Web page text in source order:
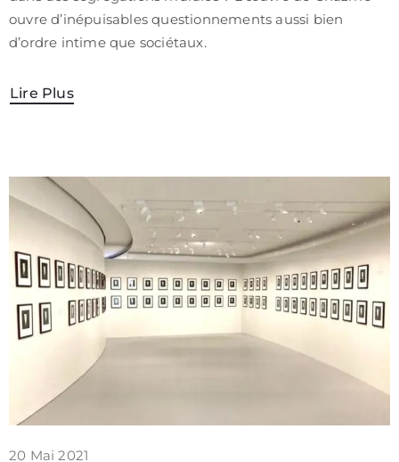
ouvre d’inépuisables questionnements aussi bien
d’ordre intime que sociétaux.
Lire Plus
20 Mai 2021